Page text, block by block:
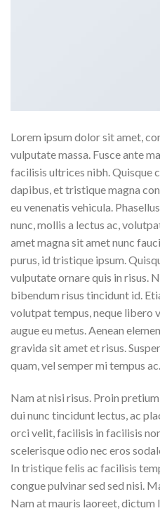
Lorem ipsum dolor sit amet,
vulputate massa. Fusce ante
facilisis ultrices nibh. Quisque
dapibus, et tristique magna
eu venenatis vehicula.
nunc, mollis a lectus ac,
amet magna sit amet nunc
purus, id tristique ipsum.
vulputate ornare quis in risus.
bibendum risus tincidunt id.
volutpat tempus, neque libero
augue eu metus. Aenean
gravida sit amet et risus.
quam, vel semper mi tempus ac.
Nam at nisi risus. Proin
dui nunc tincidunt lectus, ac
orci velit, facilisis in facilisis
scelerisque odio nec eros
In tristique felis ac facilisis
congue pulvinar sed sed nisi.
Nam at mauris laoreet, dictum